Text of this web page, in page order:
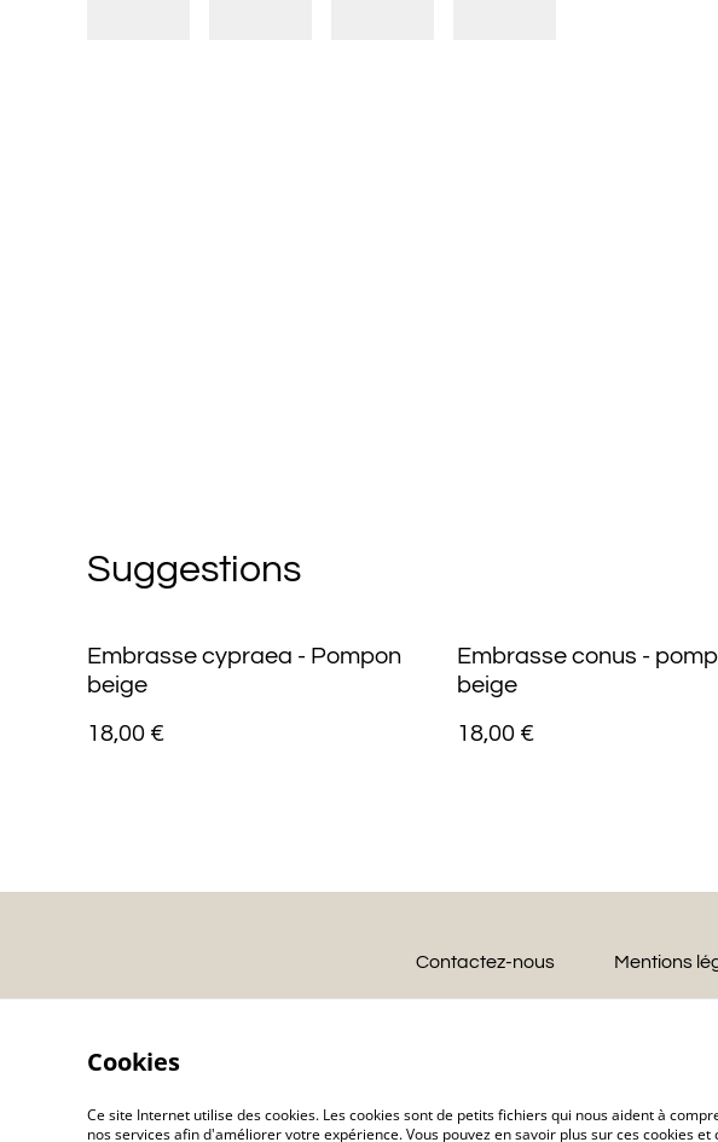
Suggestions
Embrasse cypraea - Pompon
beige
18,00 €
Embrasse conus -
beige
18,00 €
Contactez-nous Mentions
Cookies
Ce site Internet utilise des cookies. Les cookies sont de petits fichiers qui nous aident à
nos services afin d'améliorer votre expérience. Vous pouvez en savoir plus sur ces cookies